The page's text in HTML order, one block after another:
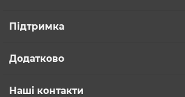
Підтримка
Додатково
Наші контакти